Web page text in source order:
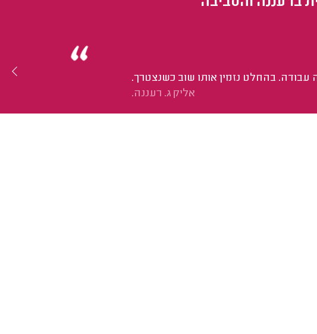
בהחלט נזמין אותו שוב כשנצטרך.
אליק ג. רעננה.